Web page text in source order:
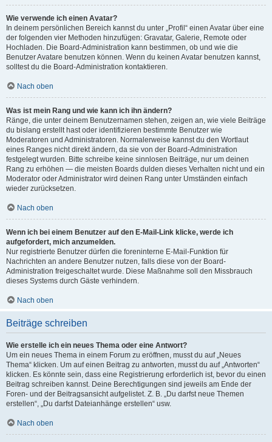
Wie verwende ich einen Avatar?
In deinem persönlichen Bereich kannst du unter „Profil“ einen Avatar über eine
der folgenden vier Methoden hinzufügen: Gravatar, Galerie, Remote oder
Hochladen. Die Board-Administration kann bestimmen, ob und wie die
Benutzer Avatare benutzen können. Wenn du keinen Avatar benutzen kannst,
solltest du die Board-Administration kontaktieren.
Nach oben
Was ist mein Rang und wie kann ich ihn ändern?
Ränge, die unter deinem Benutzernamen stehen, zeigen an, wie viele Beiträge
du bislang erstellt hast oder identifizieren bestimmte Benutzer wie
Moderatoren und Administratoren. Normalerweise kannst du den Wortlaut
eines Ranges nicht direkt ändern, da sie von der Board-Administration
festgelegt wurden. Bitte schreibe keine sinnlosen Beiträge, nur um deinen
Rang zu erhöhen — die meisten Boards dulden dieses Verhalten nicht und ein
Moderator oder Administrator wird deinen Rang unter Umständen einfach
wieder zurücksetzen.
Nach oben
Wenn ich bei einem Benutzer auf den E-Mail-Link klicke, werde ich
aufgefordert, mich anzumelden.
Nur registrierte Benutzer dürfen die foreninterne E-Mail-Funktion für
Nachrichten an andere Benutzer nutzen, falls diese von der Board-
Administration freigeschaltet wurde. Diese Maßnahme soll den Missbrauch
dieses Systems durch Gäste verhindern.
Nach oben
Beiträge schreiben
Wie erstelle ich ein neues Thema oder eine Antwort?
Um ein neues Thema in einem Forum zu eröffnen, musst du auf „Neues
Thema“ klicken. Um auf einen Beitrag zu antworten, musst du auf „Antworten“
klicken. Es könnte sein, dass eine Registrierung erforderlich ist, bevor du einen
Beitrag schreiben kannst. Deine Berechtigungen sind jeweils am Ende der
Foren- und der Beitragsansicht aufgelistet. Z. B. „Du darfst neue Themen
erstellen“, „Du darfst Dateianhänge erstellen“ usw.
Nach oben